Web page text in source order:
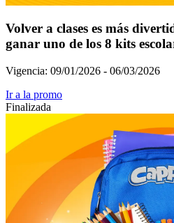
Volver a clases es más
ganar uno de los 8 kits
Vigencia: 09/01/2026 - 06/03/2026
Ir a la promo
Finalizada